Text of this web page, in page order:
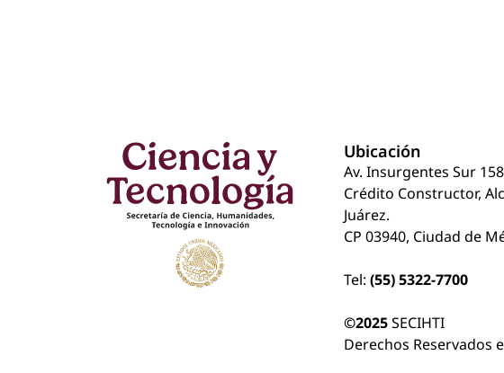
Ubicación
Av. Insurgentes Sur
Crédito Constructor,
Juárez.
CP 03940, Ciudad de
Tel: (55) 5322-7700
©2025SECIHTI
Derechos Reservados